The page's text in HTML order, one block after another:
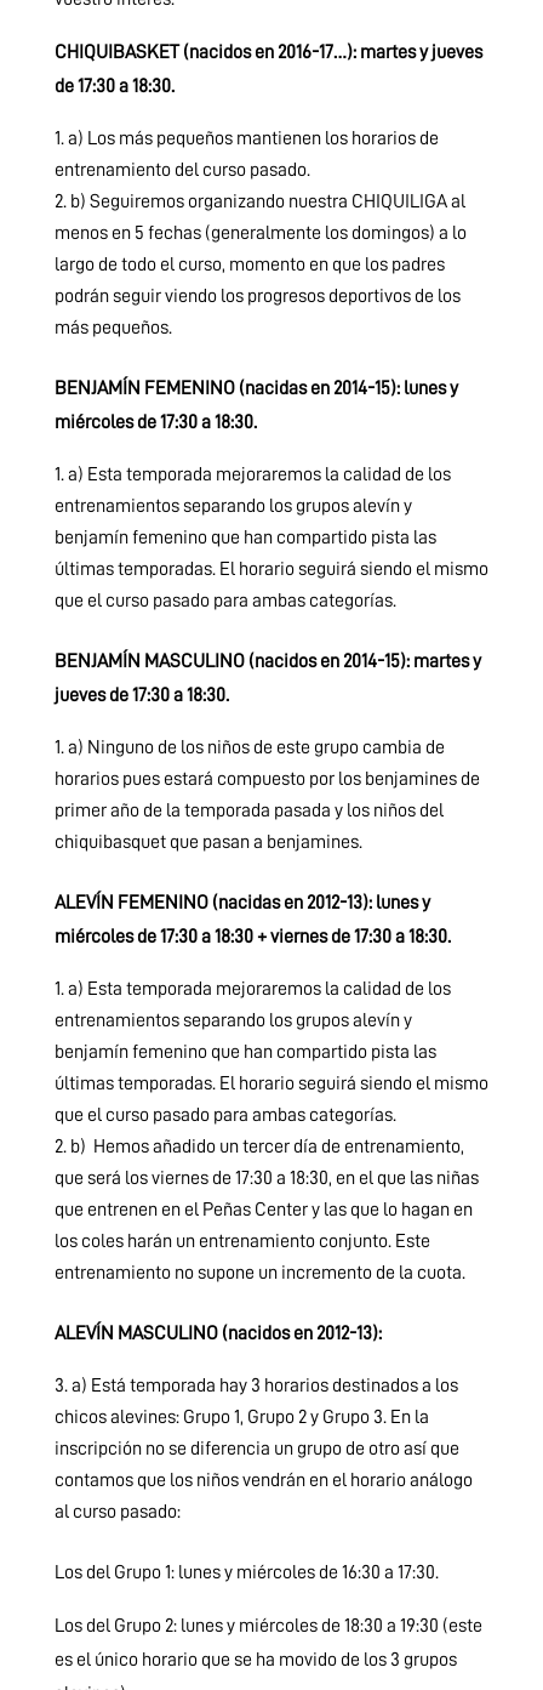
CHIQUIBASKET (nacidos en 2016-17…): martes y jueves
de 17:30 a 18:30.
a) Los más pequeños mantienen los horarios de
entrenamiento del curso pasado.
b) Seguiremos organizando nuestra CHIQUILIGA al
menos en 5 fechas (generalmente los domingos) a lo
largo de todo el curso, momento en que los padres
podrán seguir viendo los progresos deportivos de los
más pequeños.
BENJAMÍN FEMENINO (nacidas en 2014-15): lunes y
miércoles de 17:30 a 18:30.
a) Esta temporada mejoraremos la calidad de los
entrenamientos separando los grupos alevín y
benjamín femenino que han compartido pista las
últimas temporadas. El horario seguirá siendo el mismo
que el curso pasado para ambas categorías.
BENJAMÍN MASCULINO (nacidos en 2014-15): martes y
jueves de 17:30 a 18:30.
a) Ninguno de los niños de este grupo cambia de
horarios pues estará compuesto por los benjamines de
primer año de la temporada pasada y los niños del
chiquibasquet que pasan a benjamines.
ALEVÍN FEMENINO (nacidas en 2012-13): lunes y
miércoles de 17:30 a 18:30 + viernes de 17:30 a 18:30.
a) Esta temporada mejoraremos la calidad de los
entrenamientos separando los grupos alevín y
benjamín femenino que han compartido pista las
últimas temporadas. El horario seguirá siendo el mismo
que el curso pasado para ambas categorías.
b) Hemos añadido un tercer día de entrenamiento,
que será los viernes de 17:30 a 18:30, en el que las niñas
que entrenen en el Peñas Center y las que lo hagan en
los coles harán un entrenamiento conjunto. Este
entrenamiento no supone un incremento de la cuota.
ALEVÍN MASCULINO (nacidos en 2012-13):
a) Está temporada hay 3 horarios destinados a los
chicos alevines: Grupo 1, Grupo 2 y Grupo 3. En la
inscripción no se diferencia un grupo de otro así que
contamos que los niños vendrán en el horario análogo
al curso pasado:
Los del Grupo 1: lunes y miércoles de 16:30 a 17:30.
Los del Grupo 2: lunes y miércoles de 18:30 a 19:30 (este
es el único horario que se ha movido de los 3 grupos